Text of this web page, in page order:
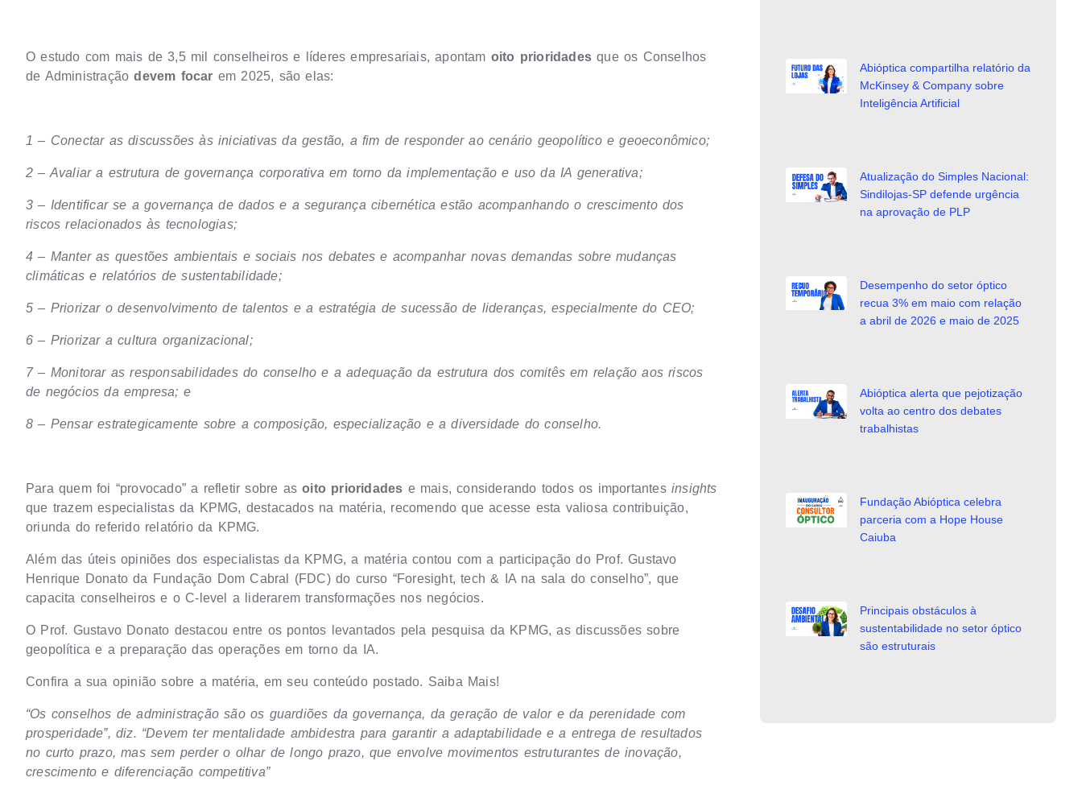
O estudo com mais de 3,5 mil conselheiros e líderes empresariais, apontam oito prioridades que os Conselhos
de Administraçãodevem focar em 2025, são elas:
1 – Conectar as discussões às iniciativas da gestão, a fim de responder ao cenário geopolítico e geoeconômico;
2 – Avaliar a estrutura de governança corporativa em torno da implementação e uso da IA generativa;
3 – Identificar se a governança de dados e a segurança cibernética estão acompanhando o crescimento dos
riscos relacionados às tecnologias;
4 – Manter as questões ambientais e sociais nos debates e acompanhar novas demandas sobre mudanças
climáticas e relatórios de sustentabilidade;
5 – Priorizar o desenvolvimento de talentos e a estratégia de sucessão de lideranças, especialmente do CEO;
6 – Priorizar a cultura organizacional;
7 – Monitorar as responsabilidades do conselho e a adequação da estrutura dos comitês em relação aos riscos
de negócios da empresa; e
8 – Pensar estrategicamente sobre a composição, especialização e a diversidade do conselho.
Para quem foi “provocado” a refletir sobre asoito prioridades e mais, considerando todos os importantesinsights
que trazem especialistas da KPMG, destacados na matéria, recomendo que acesse esta valiosa contribuição,
oriunda do referido relatório da KPMG.
Além das úteis opiniões dos especialistas da KPMG, a matéria contou com a participação do Prof. Gustavo
Henrique Donato da Fundação Dom Cabral (FDC) do curso “Foresight, tech & IA na sala do conselho”, que
capacita conselheiros e o C-level a liderarem transformações nos negócios.
O Prof. Gustavo Donato destacou entre os pontos levantados pela pesquisa da KPMG, as discussões sobre
geopolítica e a preparação das operações em torno da IA.
Confira a sua opinião sobre a matéria, em seu conteúdo postado. Saiba Mais!
“Os conselhos de administração são os guardiões da governança, da geração de valor e da perenidade com
prosperidade”, diz. “Devem ter mentalidade ambidestra para garantir a adaptabilidade e a entrega de resultados
no curto prazo, mas sem perder o olhar de longo prazo, que envolve movimentos estruturantes de inovação,
crescimento e diferenciação competitiva”
Abióptica compartilha relatório da
McKinsey & Company sobre
Inteligência Artificial
Atualização do Simples Nacional:
Sindilojas-SP defende urgência
na aprovação de PLP
Desempenho do setor óptico
recua 3% em maio com relação
a abril de 2026 e maio de 2025
Abióptica alerta que pejotização
volta ao centro dos debates
trabalhistas
Fundação Abióptica celebra
parceria com a Hope House
Caiuba
Principais obstáculos à
sustentabilidade no setor óptico
são estruturais